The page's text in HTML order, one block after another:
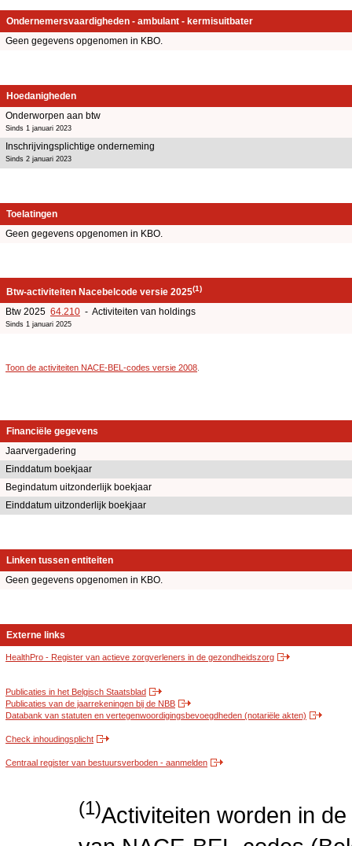
Ondernemersvaardigheden - ambulant - kermisuitbater
Geen gegevens opgenomen in KBO.
Hoedanigheden
Onderworpen aan btw
Sinds 1 januari 2023
Inschrijvingsplichtige onderneming
Sinds 2 januari 2023
Toelatingen
Geen gegevens opgenomen in KBO.
Btw-activiteiten Nacebelcode versie 2025(1)
Btw 2025 64.210 - Activiteiten van holdings
Sinds 1 januari 2025
Toon de activiteiten NACE-BEL-codes versie 2008
Financiële gegevens
Jaarvergadering
Einddatum boekjaar
Begindatum uitzonderlijk boekjaar
Einddatum uitzonderlijk boekjaar
Linken tussen entiteiten
Geen gegevens opgenomen in KBO.
Externe links
HealthPro - Register van actieve zorgverleners in de gezondheidszorg
Publicaties in het Belgisch Staatsblad
Publicaties van de jaarrekeningen bij de NBB
Databank van statuten en vertegenwoordigingsbevoegdheden (notariële akten)
Check inhoudingsplicht
Centraal register van bestuursverboden - aanmelden
(1)Activiteiten worden in